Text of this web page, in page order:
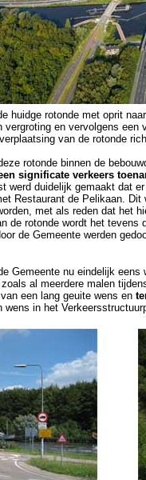
huidge rotonde met oprit
en vervolgens een
van de rotonde
rotonde binnen de
significate verkeers
werd duidelijk gemaakt dat
Restaurant de Pelikaan.
met als reden dat het
de rotonde wordt het
de Gemeente werden
Gemeente nu eindelijk
al meerdere malen
een lang geuite wens en
wens in het